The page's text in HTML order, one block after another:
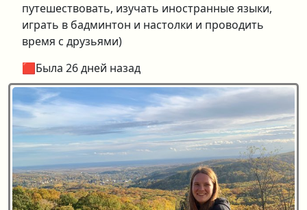
путешествовать, изучать иностранные языки,
играть в бадминтон и настолки и проводить
время с друзьями)
🟥Была 26 дней назад